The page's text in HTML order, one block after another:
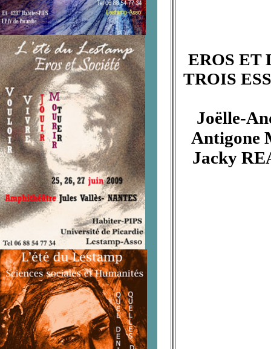
EROS ET
TROIS
Joëlle-
Antigone
Jacky